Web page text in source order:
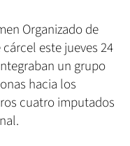
Organizado de
este jueves 24
un grupo
hacia los
cuatro imputados